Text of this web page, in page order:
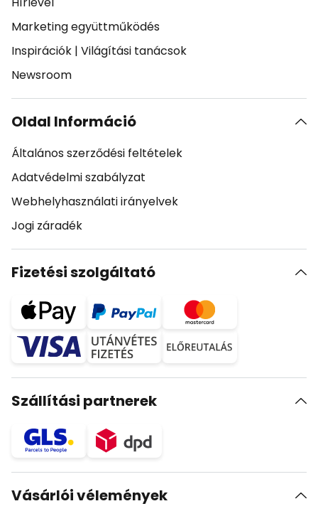
Marketing együttműködés
Inspirációk | Világítási tanácsok
Newsroom
Oldal Információ
Általános szerződési feltételek
Adatvédelmi szabályzat
Webhelyhasználati irányelvek
Jogi záradék
Fizetési szolgáltató
Szállítási partnerek
Vásárlói vélemények